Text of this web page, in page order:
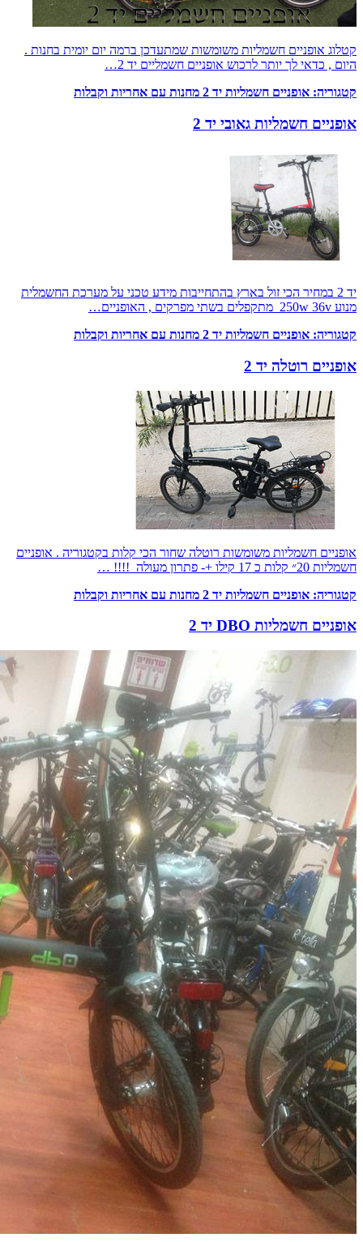
קטלוג אופניים חשמליות משומשות שמתעדכן ברמה יום יומית בחנות .
היום , כדאי לך יותר לרכוש אופניים חשמליים יד 2…
קטגוריה: אופניים חשמליות יד 2 מחנות עם אחריות וקבלות
אופניים חשמליות גאובי יד 2
יד 2 במחיר הכי זול בארץ בהתחייבות מידע טכני על מערכת החשמלית
מנוע 250w 36v מתקפלים בשתי מפרקים , האופניים…
קטגוריה: אופניים חשמליות יד 2 מחנות עם אחריות וקבלות
אופניים רוטלה יד 2
אופניים חשמליות משומשות רוטלה שחור הכי קלות בקטגוריה . אופניים
חשמליות 20״ קלות כ 17 קילו +- פתרון מעולה !!!! …
קטגוריה: אופניים חשמליות יד 2 מחנות עם אחריות וקבלות
אופניים חשמליות DBO יד 2